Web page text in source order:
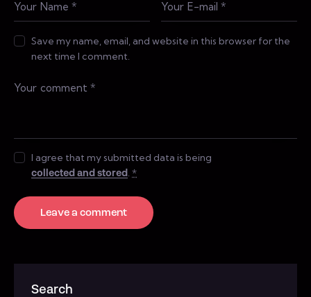
Save my name, email, and website in this browser for the
next time I comment.
I agree that my submitted data is being
collected and stored.*
Search